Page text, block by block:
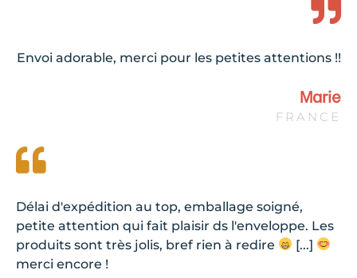
Envoi adorable, merci pour les petites attentions !!
Marie
FRANCE
Délai d'expédition au top, emballage soigné,
petite attention qui fait plaisir ds l'enveloppe. Les
produits sont très jolis, bref rien à redire
[...]
merci encore !